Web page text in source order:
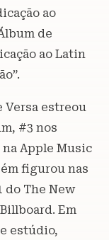
ao
de
ao Latin
Versa estreou
#3 nos
Apple Music
figurou nas
do The New
Em
estúdio,